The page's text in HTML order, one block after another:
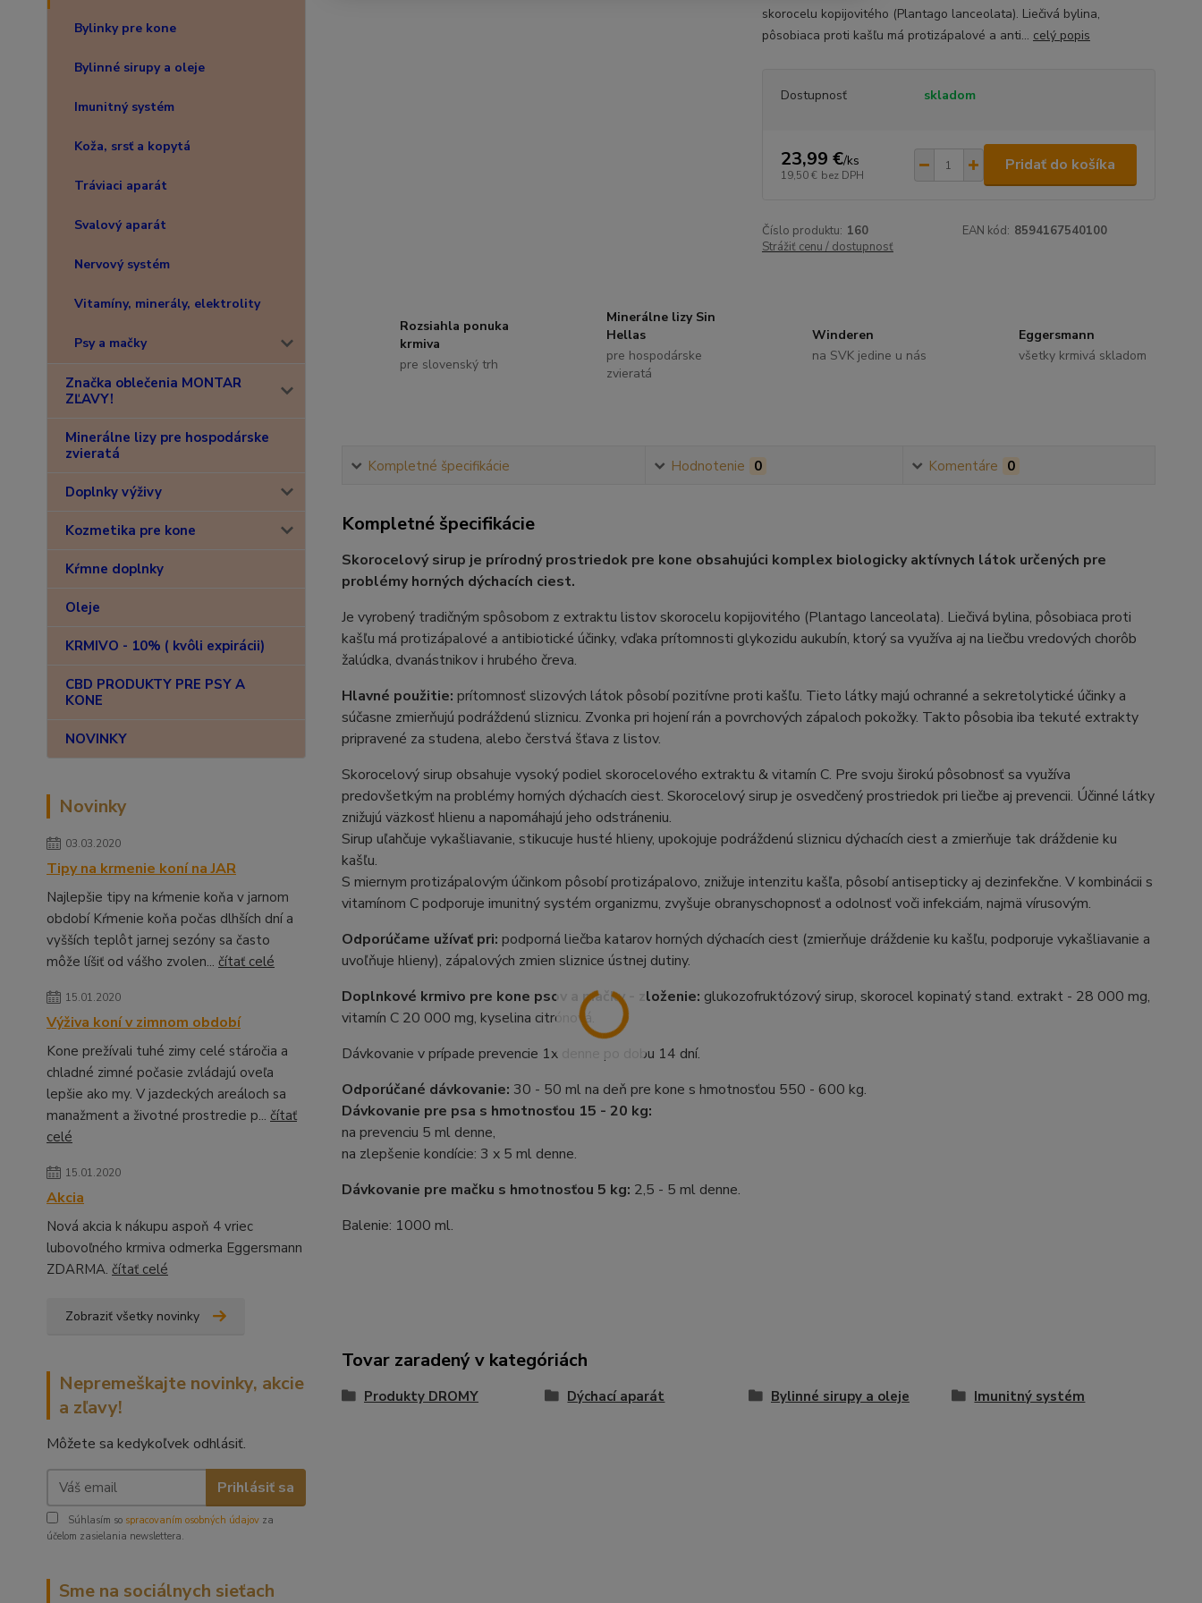
Bylinky pre kone
Bylinné sirupy a oleje
Imunitný systém
Koža, srsť a kopytá
Tráviaci aparát
Svalový aparát
Nervový systém
Vitamíny, minerály, elektrolity
Psy a mačky
Značka oblečenia MONTAR
ZĽAVY!
Minerálne lizy pre hospodárske
zvieratá
Doplnky výživy
Kozmetika pre kone
Kŕmne doplnky
Oleje
KRMIVO - 10% ( kvôli expirácii)
CBD PRODUKTY PRE PSY A
KONE
NOVINKY
Novinky
03.03.2020
Tipy na krmenie koní na JAR
Najlepšie tipy na kŕmenie koňa v jarnom
období Kŕmenie koňa počas dlhších dní a
vyšších teplôt jarnej sezóny sa často
môže líšiť od vášho zvolen... čítať celé
15.01.2020
Výživa koní v zimnom období
Kone prežívali tuhé zimy celé stáročia a
chladné zimné počasie zvládajú oveľa
lepšie ako my. V jazdeckých areáloch sa
manažment a životné prostredie p... čítať
celé
15.01.2020
Akcia
Nová akcia k nákupu aspoň 4 vriec
lubovoľného krmiva odmerka Eggersmann
ZDARMA. čítať celé
Zobraziť všetky novinky
Nepremeškajte novinky, akcie
a zľavy!
Môžete sa kedykoľvek odhlásiť.
Prihlásiť sa
Súhlasím so spracovaním osobných údajov za
účelom zasielania newslettera.
Sme na sociálnych sieťach
skorocelu kopijovitého (Plantago lanceolata). Liečivá bylina,
pôsobiaca proti kašľu má protizápalové a anti... celý popis
Dostupnosť skladom
23,99 €/ks
19,50 € bez DPH
Pridať do košíka
Číslo produktu: 160 EAN kód: 8594167540100
Strážiť cenu / dostupnosť
Rozsiahla ponuka
krmiva
pre slovenský trh
Minerálne lizy Sin
Hellas
pre hospodárske
zvieratá
Winderen
na SVK jedine u nás
Eggersmann
všetky krmivá skladom
Kompletné špecifikácie Hodnotenie 0 Komentáre 0
Kompletné špecifikácie
Skorocelový sirup je prírodný prostriedok pre kone obsahujúci komplex biologicky aktívnych látok určených pre
problémy horných dýchacích ciest.
Je vyrobený tradičným spôsobom z extraktu listov skorocelu kopijovitého (Plantago lanceolata). Liečivá bylina, pôsobiaca proti
kašľu má protizápalové a antibiotické účinky, vďaka prítomnosti glykozidu aukubín, ktorý sa využíva aj na liečbu vredových chorôb
žalúdka, dvanástnikov i hrubého čreva.
Hlavné použitie: prítomnosť slizových látok pôsobí pozitívne proti kašľu. Tieto látky majú ochranné a sekretolytické účinky a
súčasne zmierňujú podráždenú sliznicu. Zvonka pri hojení rán a povrchových zápaloch pokožky. Takto pôsobia iba tekuté extrakty
pripravené za studena, alebo čerstvá šťava z listov.
Skorocelový sirup obsahuje vysoký podiel skorocelového extraktu & vitamín C. Pre svoju širokú pôsobnosť sa využíva
predovšetkým na problémy horných dýchacích ciest. Skorocelový sirup je osvedčený prostriedok pri liečbe aj prevencii. Účinné látky
znižujú väzkosť hlienu a napomáhajú jeho odstráneniu.
Sirup uľahčuje vykašliavanie, stikucuje husté hlieny, upokojuje podráždenú sliznicu dýchacích ciest a zmierňuje tak dráždenie ku
kašľu.
S miernym protizápalovým účinkom pôsobí protizápalovo, znižuje intenzitu kašľa, pôsobí antisepticky aj dezinfekčne. V kombinácii s
vitamínom C podporuje imunitný systém organizmu, zvyšuje obranyschopnosť a odolnosť voči infekciám, najmä vírusovým.
Odporúčame užívať pri: podporná liečba katarov horných dýchacích ciest (zmierňuje dráždenie ku kašľu, podporuje vykašliavanie a
uvoľňuje hlieny), zápalových zmien sliznice ústnej dutiny.
Doplnkové krmivo pre kone psov a mačky - zloženie: glukozofruktózový sirup, skorocel kopinatý stand. extrakt - 28 000 mg,
vitamín C 20 000 mg, kyselina citrónová.
Dávkovanie v prípade prevencie 1x denne po dobu 14 dní.
Odporúčané dávkovanie: 30 - 50 ml na deň pre kone s hmotnosťou 550 - 600 kg.
Dávkovanie pre psa s hmotnosťou 15 - 20 kg:
na prevenciu 5 ml denne,
na zlepšenie kondície: 3 x 5 ml denne.
Dávkovanie pre mačku s hmotnosťou 5 kg: 2,5 - 5 ml denne.
Balenie: 1000 ml.
Tovar zaradený v kategóriách
Produkty DROMY Dýchací aparát Bylinné sirupy a oleje Imunitný systém